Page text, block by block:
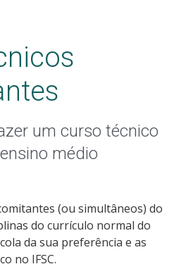
um curso técnico
médio
(ou simultâneos) do
do currículo normal do
da sua preferência e as
no IFSC.